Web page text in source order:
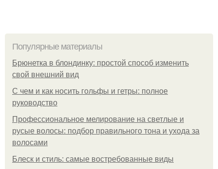
Популярные материалы
Брюнетка в блондинку: простой способ изменить
свой внешний вид
С чем и как носить гольфы и гетры: полное
руководство
Профессиональное мелирование на светлые и
русые волосы: подбор правильного тона и ухода за
волосами
Блеск и стиль: самые востребованные виды